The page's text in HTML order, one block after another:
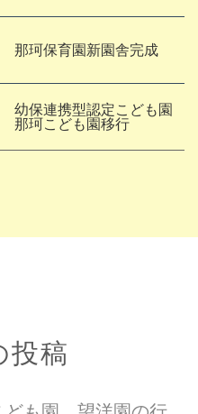
那珂保育園新園舎完成
幼保連携型認定こども園
那珂こども園移行
投稿